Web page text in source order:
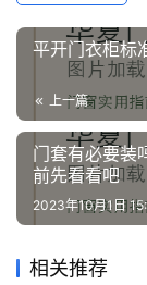
平开门衣柜标
上一篇
门套有必要装
前先看看吧
2023年10月1日
相关推荐